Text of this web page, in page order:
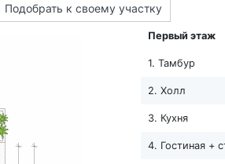
Подобрать к своему участку
Первый этаж
1. Тамбур
2. Холл
3. Кухня
4. Гостиная +